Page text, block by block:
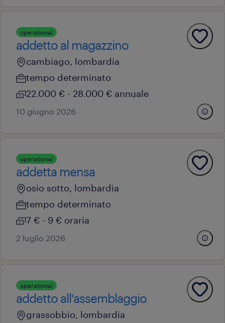
operational
addetto al magazzino
cambiago, lombardia
tempo determinato
22.000 € - 28.000 € annuale
10 giugno 2026
operational
addetta mensa
osio sotto, lombardia
tempo determinato
7 € - 9 € oraria
2 luglio 2026
operational
addetto all'assemblaggio
grassobbio, lombardia